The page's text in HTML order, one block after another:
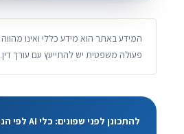
המידע באתר הוא מידע כללי ואינו מהווה
פעולה משפטית יש להתייעץ עם עורך דין.
להתכונן לפני שפונים: כלי AI לפי הנושא של המדריך